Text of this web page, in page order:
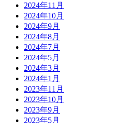
2024年11月
2024年10月
2024年9月
2024年8月
2024年7月
2024年5月
2024年3月
2024年1月
2023年11月
2023年10月
2023年9月
2023年5月